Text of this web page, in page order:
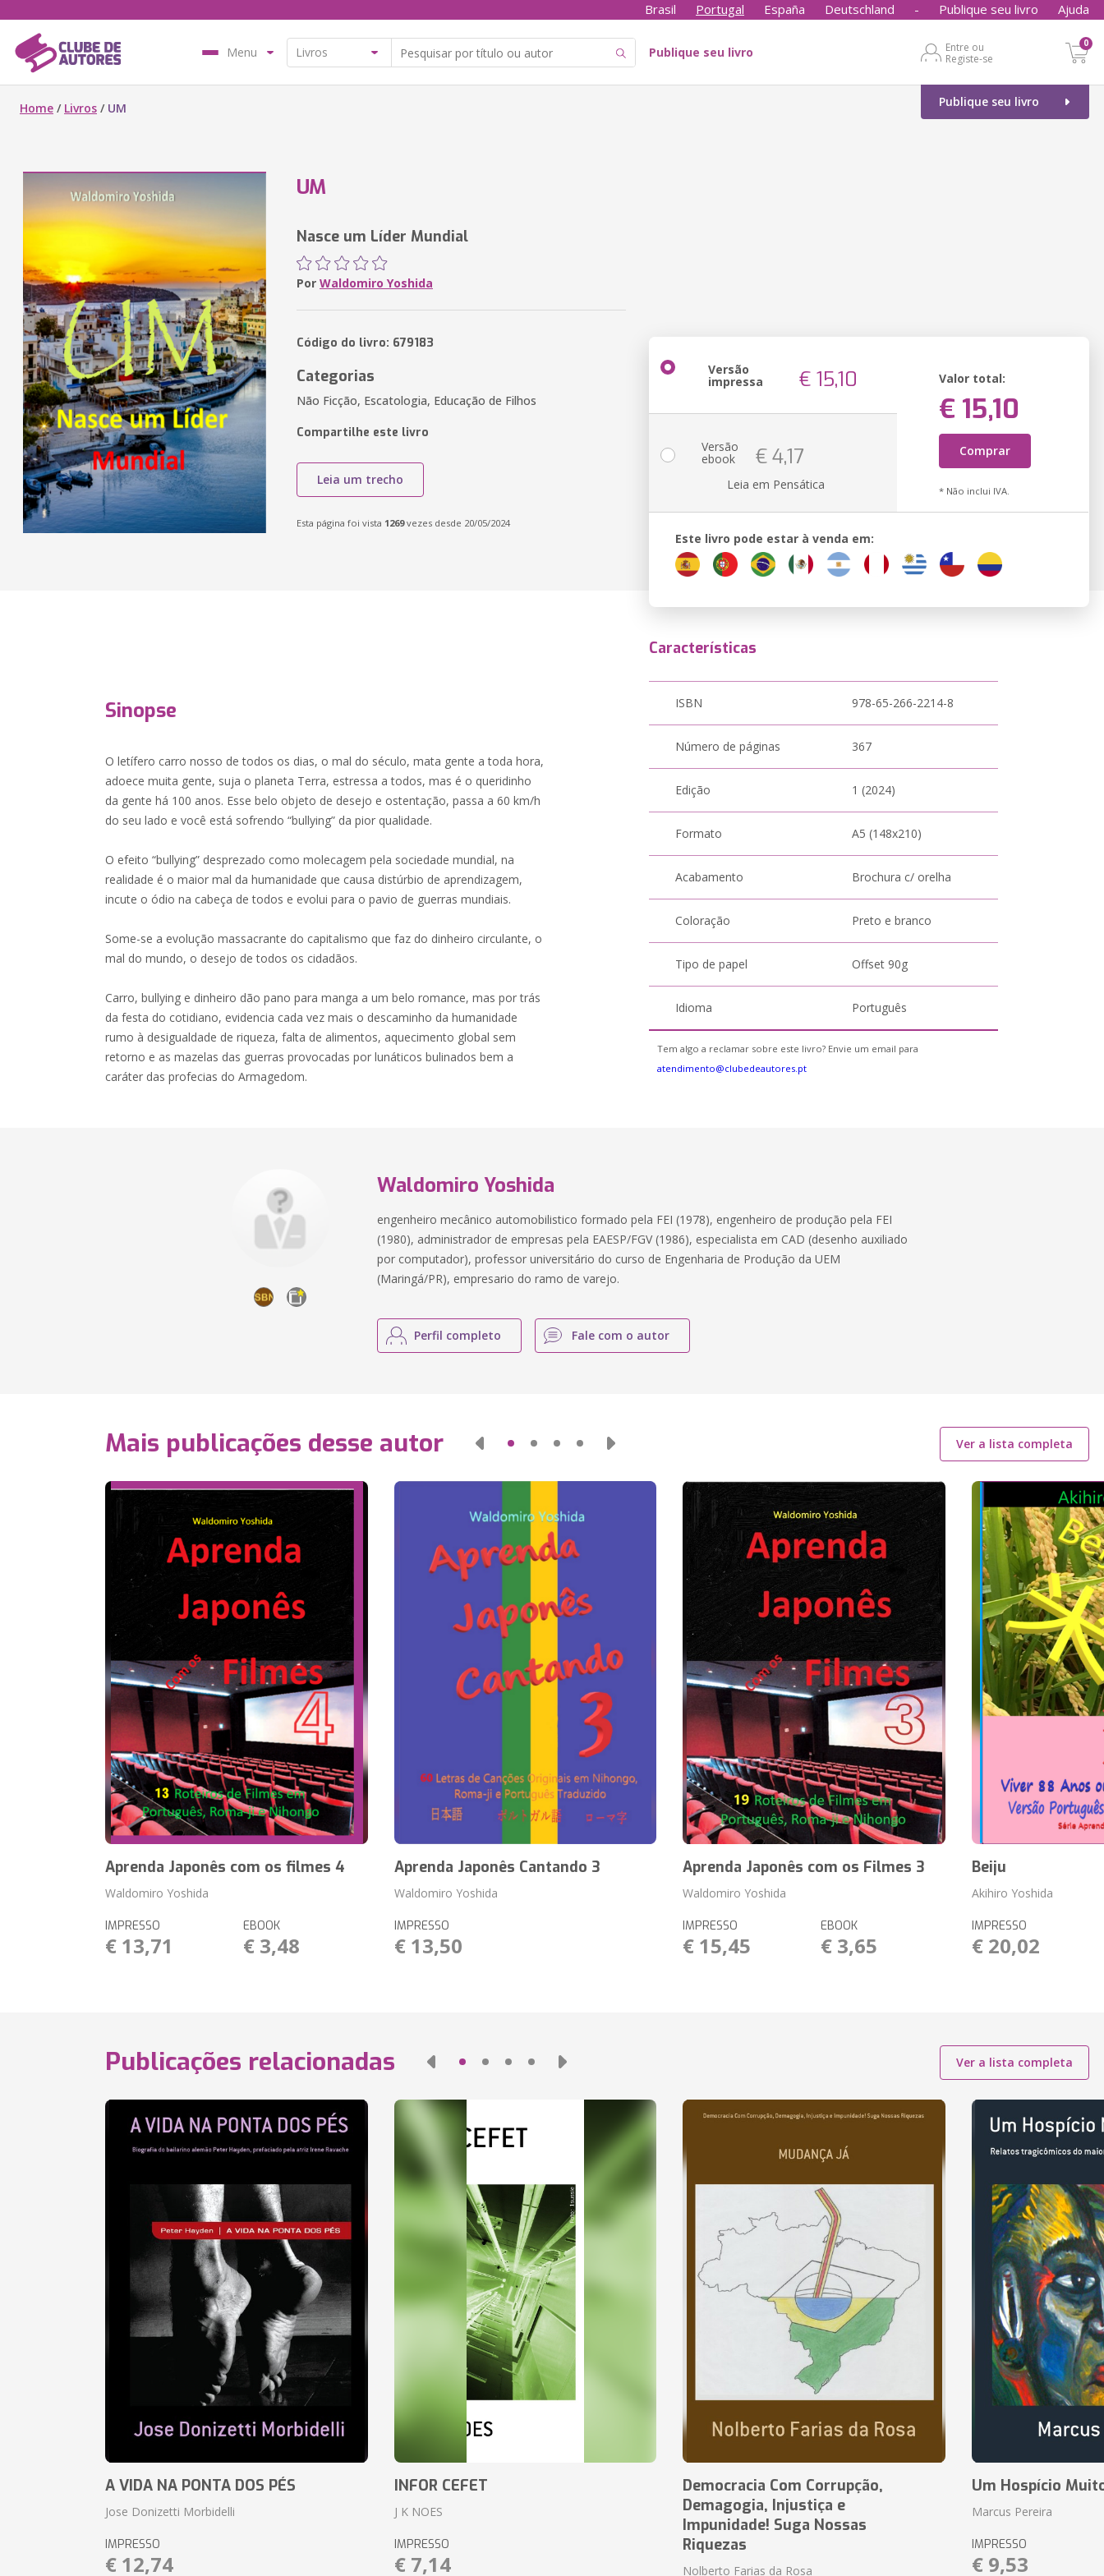
Brasil Portugal España Deutschland - Publique seu livro Ajuda
Menu Publique seu livro
Entre ou
Registe-se
0
Publique seu livro
Home / Livros / UM
UM
Nasce um Líder Mundial
Por Waldomiro Yoshida
Código do livro: 679183
Categorias
Não Ficção, Escatologia, Educação de Filhos
Compartilhe este livro
Leia um trecho
Esta página foi vista 1269vezes desde 20/05/2024
Versão
impressa € 15,10 Valor total:
€ 15,10
Comprar
* Não inclui IVA.
Versão
ebook € 4,17
Leia em Pensática
Este livro pode estar à venda em:
Sinopse
O letífero carro nosso de todos os dias, o mal do século, mata gente a toda hora,
adoece muita gente, suja o planeta Terra, estressa a todos, mas é o queridinho
da gente há 100 anos. Esse belo objeto de desejo e ostentação, passa a 60 km/h
do seu lado e você está sofrendo “bullying” da pior qualidade.
O efeito “bullying” desprezado como molecagem pela sociedade mundial, na
realidade é o maior mal da humanidade que causa distúrbio de aprendizagem,
incute o ódio na cabeça de todos e evolui para o pavio de guerras mundiais.
Some-se a evolução massacrante do capitalismo que faz do dinheiro circulante, o
mal do mundo, o desejo de todos os cidadãos.
Carro, bullying e dinheiro dão pano para manga a um belo romance, mas por trás
da festa do cotidiano, evidencia cada vez mais o descaminho da humanidade
rumo à desigualdade de riqueza, falta de alimentos, aquecimento global sem
retorno e as mazelas das guerras provocadas por lunáticos bulinados bem a
caráter das profecias do Armagedom.
Características
ISBN 978-65-266-2214-8
Número de páginas 367
Edição 1 (2024)
Formato A5 (148x210)
Acabamento Brochura c/ orelha
Coloração Preto e branco
Tipo de papel Offset 90g
Idioma Português
Tem algo a reclamar sobre este livro? Envie um email para
atendimento@clubedeautores.pt
Waldomiro Yoshida
engenheiro mecânico automobilistico formado pela FEI (1978), engenheiro de produção pela FEI
(1980), administrador de empresas pela EAESP/FGV (1986), especialista em CAD (desenho auxiliado
por computador), professor universitário do curso de Engenharia de Produção da UEM
(Maringá/PR), empresario do ramo de varejo.
Perfil completo Fale com o autor
Mais publicações desse autor Ver a lista completa
Aprenda Japonês com os filmes 4
Waldomiro Yoshida
IMPRESSO
€ 13,71
EBOOK
€ 3,48
Aprenda Japonês Cantando 3
Waldomiro Yoshida
IMPRESSO
€ 13,50
Aprenda Japonês com os Filmes 3
Waldomiro Yoshida
IMPRESSO
€ 15,45
EBOOK
€ 3,65
Beiju
Akihiro Yoshida
IMPRESSO
€ 20,02
Publicações relacionadas Ver a lista completa
A VIDA NA PONTA DOS PÉS
Jose Donizetti Morbidelli
IMPRESSO
€ 12,74
INFOR CEFET
J K NOES
IMPRESSO
€ 7,14
Democracia Com Corrupção,
Demagogia, Injustiça e
Impunidade! Suga Nossas
Riquezas
Nolberto Farias da Rosa
Um Hospício
Marcus Pereira
IMPRESSO
€ 9,53